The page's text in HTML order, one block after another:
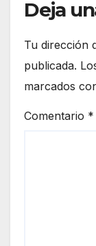
Deja
Tu dirección
publicada.
marcados
Comentario *